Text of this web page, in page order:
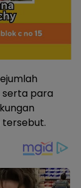
serta para